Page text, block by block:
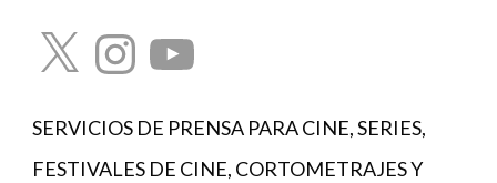
X InstagramYouTube
SERVICIOS DE PRENSA PARA CINE, SERIES,
FESTIVALES DE CINE, CORTOMETRAJES Y